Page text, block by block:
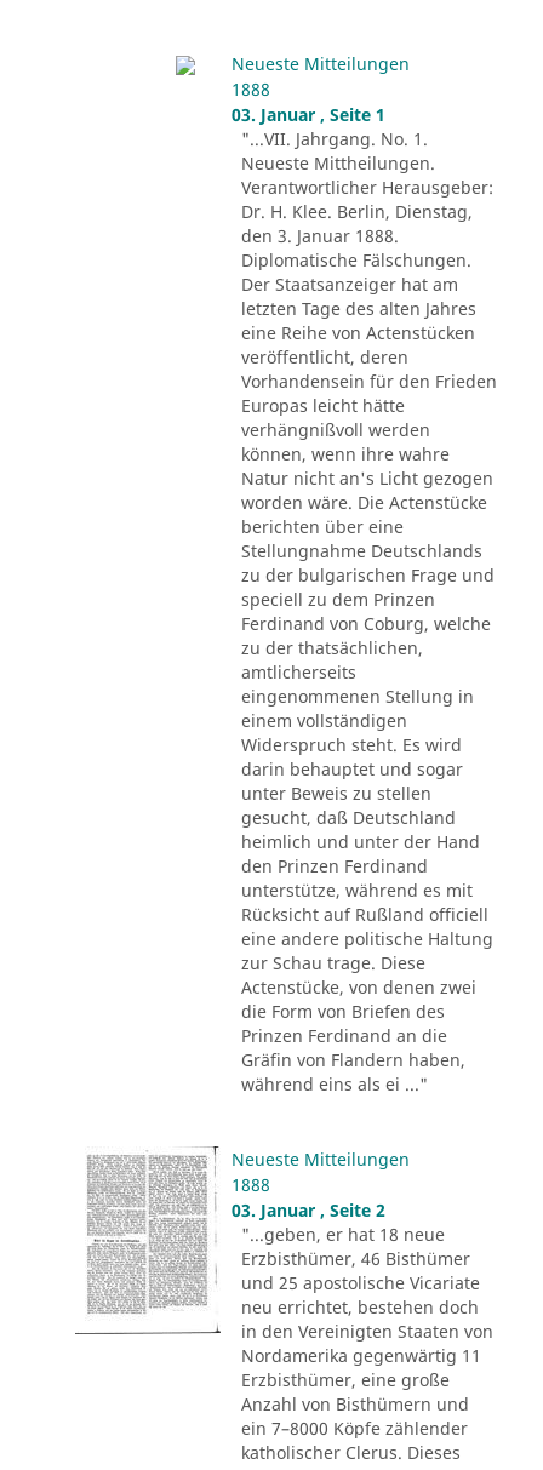
Neueste Mitteilungen
1888
03. Januar , Seite 1
"...VII. Jahrgang. No. 1.
Neueste Mittheilungen.
Verantwortlicher Herausgeber:
Dr. H. Klee. Berlin, Dienstag,
den 3. Januar 1888.
Diplomatische Fälschungen.
Der Staatsanzeiger hat am
letzten Tage des alten Jahres
eine Reihe von Actenstücken
veröffentlicht, deren
Vorhandensein für den Frieden
Europas leicht hätte
verhängnißvoll werden
können, wenn ihre wahre
Natur nicht an's Licht gezogen
worden wäre. Die Actenstücke
berichten über eine
Stellungnahme Deutschlands
zu der bulgarischen Frage und
speciell zu dem Prinzen
Ferdinand von Coburg, welche
zu der thatsächlichen,
amtlicherseits
eingenommenen Stellung in
einem vollständigen
Widerspruch steht. Es wird
darin behauptet und sogar
unter Beweis zu stellen
gesucht, daß Deutschland
heimlich und unter der Hand
den Prinzen Ferdinand
unterstütze, während es mit
Rücksicht auf Rußland officiell
eine andere politische Haltung
zur Schau trage. Diese
Actenstücke, von denen zwei
die Form von Briefen des
Prinzen Ferdinand an die
Gräfin von Flandern haben,
während eins als ei ..."
Neueste Mitteilungen
1888
03. Januar , Seite 2
"...geben, er hat 18 neue
Erzbisthümer, 46 Bisthümer
und 25 apostolische Vicariate
neu errichtet, bestehen doch
in den Vereinigten Staaten von
Nordamerika gegenwärtig 11
Erzbisthümer, eine große
Anzahl von Bisthümern und
ein 7–8000 Köpfe zählender
katholischer Clerus. Dieses